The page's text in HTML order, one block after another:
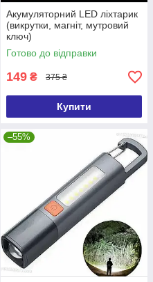
Акумуляторний LED ліхтарик
(викрутки, магніт, мутровий
ключ)
Готово до відправки
149 ₴ 375 ₴
Купити
–55%